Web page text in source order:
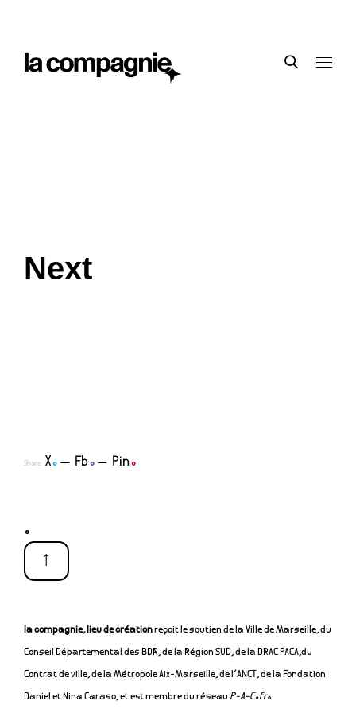
Next
Share X. Fb. Pin.
.
↑
la compagnie, lieu de créationreçoit le soutien de la Ville de Marseille, du
Conseil Départemental des BDR, de la Région SUD, de la DRAC PACA,du
Contrat de ville, de la Métropole Aix-Marseille, de l’ANCT, de la Fondation
Daniel et Nina Caraso, et est membre du réseau P-A-C.fr.